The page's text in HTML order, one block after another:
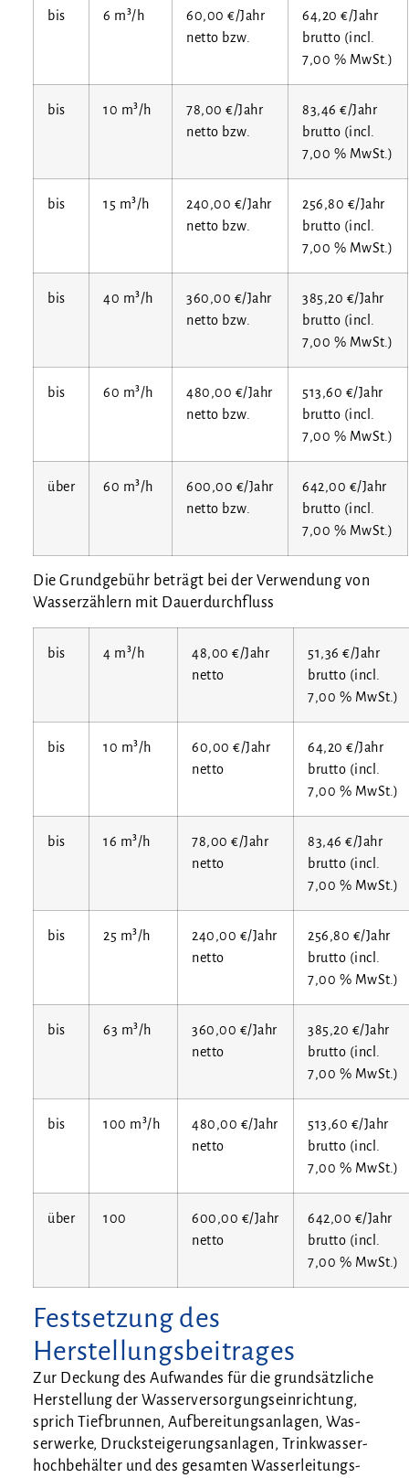
bis 6 m³/h
60,00 €/Jahr
net­to bzw.
64,20 €/Jahr
brut­to (incl.
7,00 % MwSt.)
bis 10 m³/h
78,00 €/Jahr
net­to bzw.
83,46 €/Jahr
brut­to (incl.
7,00 % MwSt.)
bis 15 m³/h
240,00 €/Jahr
net­to bzw.
256,80 €/Jahr
brut­to (incl.
7,00 % MwSt.)
bis 40 m³/h
360,00 €/Jahr
net­to bzw.
385,20 €/Jahr
brut­to (incl.
7,00 % MwSt.)
bis 60 m³/h
480,00 €/Jahr
net­to bzw.
513,60 €/Jahr
brut­to (incl.
7,00 % MwSt.)
über 60 m³/h
600,00 €/Jahr
net­to bzw.
642,00 €/Jahr
brut­to (incl.
7,00 % MwSt.)
Die Grund­ge­bühr beträgt bei der Ver­wen­dung von
Was­ser­zäh­lern mit Dauerdurchfluss
bis 4 m³/h
48,00 €/Jahr
netto
51,36 €/Jahr
brut­to (incl.
7,00 % MwSt.)
bis 10 m³/h
60,00 €/Jahr
netto
64,20 €/Jahr
brut­to (incl.
7,00 % MwSt.)
bis 16 m³/h
78,00 €/Jahr
netto
83,46 €/Jahr
brut­to (incl.
7,00 % MwSt.)
bis 25 m³/h
240,00 €/Jahr
netto
256,80 €/Jahr
brut­to (incl.
7,00 % MwSt.)
bis 63 m³/h
360,00 €/Jahr
netto
385,20 €/Jahr
brut­to (incl.
7,00 % MwSt.)
bis 100 m³/h
480,00 €/Jahr
netto
513,60 €/Jahr
brut­to (incl.
7,00 % MwSt.)
über 100
600,00 €/Jahr
netto
642,00 €/Jahr
brut­to (incl.
7,00 % MwSt.)
Festsetzung des
Herstellungsbeitrages
Zur Deckung des Auf­wan­des für die grund­sätz­li­che
Her­stel­lung der Was­ser­ver­sor­gungs­ein­rich­tung,
sprich Tief­brun­nen, Auf­be­rei­tungs­an­la­gen, Was­
ser­wer­ke, Druck­stei­ge­rungs­an­la­gen, Trink­was­ser­
hoch­be­häl­ter und des gesam­ten Was­ser­lei­tungs­